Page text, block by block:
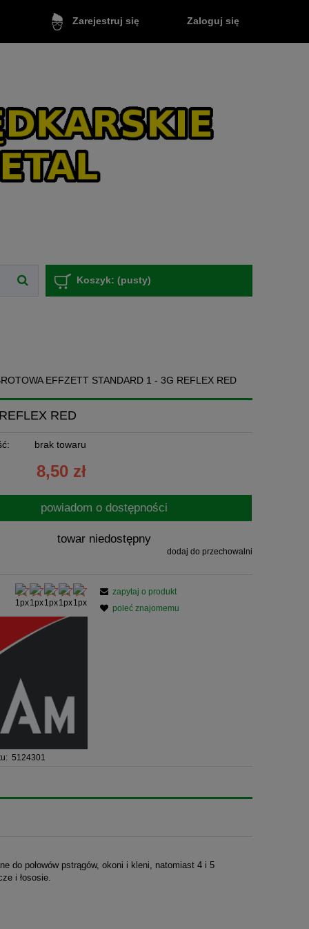
Zarejestruj się Zaloguj się
Koszyk: (pusty)
EFFZETT STANDARD 1 - 3G REFLEX RED
RED
brak towaru
8,50 zł
powiadom o dostępności
towar niedostępny
dodaj do przechowalni
5124301
zapytaj o produkt
poleć znajomemu
do połowów pstrągów, okoni i kleni, natomiast 4 i 5
i łososie.